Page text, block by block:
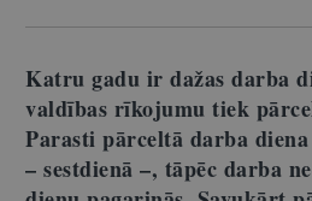
Katru gadu ir dažas darba
valdības rīkojumu tiek
Parasti pārceltā darba
– sestdienā –, tāpēc darba